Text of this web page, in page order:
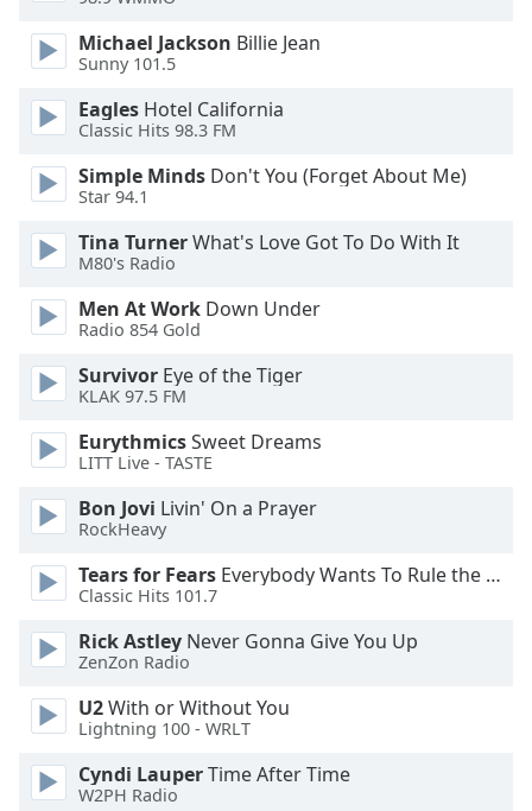
dialog
window.
cancel
and
close
window.
Text
Color
Opacity
Text
Color
Opacity
Caption
Background
Color
Opacity
Michael Jackson Billie Jean
Sunny 101.5
Eagles Hotel California
Classic Hits 98.3 FM
Simple Minds Don't You (Forget About Me)
Star 94.1
Tina TurnerWhat's Love Got To Do With It
M80's Radio
Men At Work Down Under
Radio 854 Gold
Survivor Eye of the Tiger
KLAK 97.5 FM
EurythmicsSweet Dreams
LITT Live - TASTE
Bon Jovi Livin' On a Prayer
RockHeavy
Tears for Fears Everybody Wants To Rule the World
Classic Hits 101.7
Rick Astley Never Gonna Give You Up
ZenZon Radio
U2With or Without You
Lightning 100 - WRLT
Cyndi LauperTime After Time
W2PH Radio